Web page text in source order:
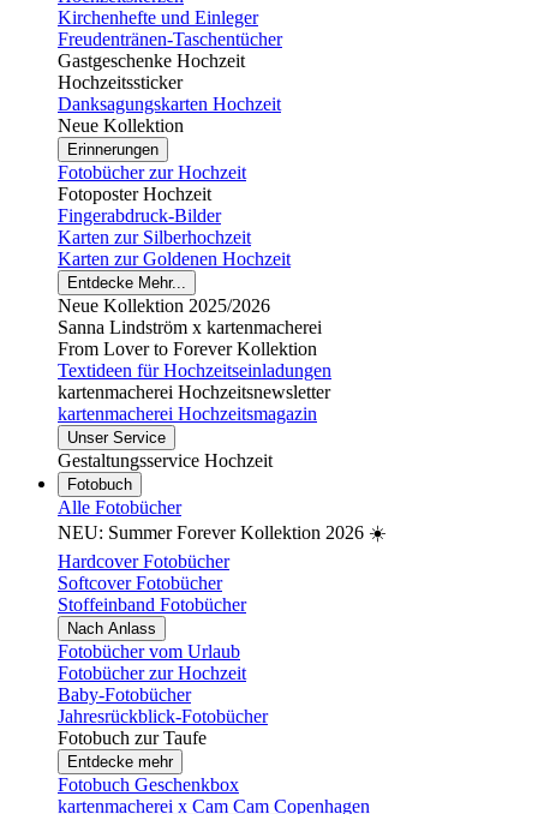
Kirchenhefte und Einleger
Freudentränen-Taschentücher
Gastgeschenke Hochzeit
Hochzeitssticker
Danksagungskarten Hochzeit
Neue Kollektion
Erinnerungen
Fotobücher zur Hochzeit
Fotoposter Hochzeit
Fingerabdruck-Bilder
Karten zur Silberhochzeit
Karten zur Goldenen Hochzeit
Entdecke Mehr...
Neue Kollektion 2025/2026
Sanna Lindström x kartenmacherei
From Lover to Forever Kollektion
Textideen für Hochzeitseinladungen
kartenmacherei Hochzeitsnewsletter
kartenmacherei Hochzeitsmagazin
Unser Service
Gestaltungsservice Hochzeit
Fotobuch
Alle Fotobücher
NEU: Summer Forever Kollektion 2026 ☀️
Hardcover Fotobücher
Softcover Fotobücher
Stoffeinband Fotobücher
Nach Anlass
Fotobücher vom Urlaub
Fotobücher zur Hochzeit
Baby-Fotobücher
Jahresrückblick-Fotobücher
Fotobuch zur Taufe
Entdecke mehr
Fotobuch Geschenkbox
kartenmacherei x Cam Cam Copenhagen